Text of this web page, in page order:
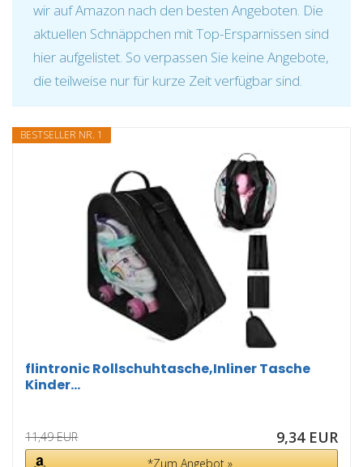
wir auf Amazon nach den besten Angeboten. Die
aktuellen Schnäppchen mit Top-Ersparnissen sind
hier aufgelistet. So verpassen Sie keine Angebote,
die teilweise nur für kurze Zeit verfügbar sind.
BESTSELLER NR. 1
flintronic Rollschuhtasche,Inliner Tasche
Kinder...
11,49 EUR 9,34 EUR
*Zum Angebot »